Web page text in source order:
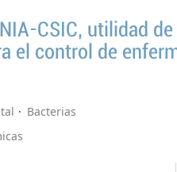
CSIC, utilidad
el control de
Bacterias